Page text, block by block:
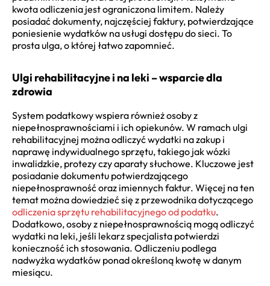
kwota odliczenia jest ograniczona limitem. Należy
posiadać dokumenty, najczęściej faktury, potwierdzające
poniesienie wydatków na usługi dostępu do sieci. To
prosta ulga, o której łatwo zapomnieć.
Ulgi rehabilitacyjne i na leki – wsparcie dla
zdrowia
System podatkowy wspiera również osoby z
niepełnosprawnościami i ich opiekunów. W ramach ulgi
rehabilitacyjnej można odliczyć wydatki na zakup i
naprawę indywidualnego sprzętu, takiego jak wózki
inwalidzkie, protezy czy aparaty słuchowe. Kluczowe jest
posiadanie dokumentu potwierdzającego
niepełnosprawność oraz imiennych faktur. Więcej na ten
temat można dowiedzieć się z przewodnika dotyczącego
odliczenia sprzętu rehabilitacyjnego od podatku.
Dodatkowo, osoby z niepełnosprawnością mogą odliczyć
wydatki na leki, jeśli lekarz specjalista potwierdzi
konieczność ich stosowania. Odliczeniu podlega
nadwyżka wydatków ponad określoną kwotę w danym
miesiącu.